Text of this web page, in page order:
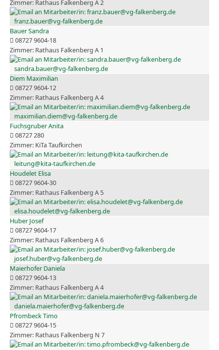
Rathaus Falkenberg A 2
franz.bauer@vg-falkenberg.de
Bauer Sandra
08727 9604-18
Rathaus Falkenberg A 1
sandra.bauer@vg-falkenberg.de
Diem Maximilian
08727 9604-12
Rathaus Falkenberg A 4
maximilian.diem@vg-falkenberg.de
Fuchsgruber Anita
08727 280
KiTa Taufkirchen
leitung@kita-taufkirchen.de
Houdelet Elisa
08727 9604-30
Rathaus Falkenberg A 5
elisa.houdelet@vg-falkenberg.de
Huber Josef
08727 9604-17
Rathaus Falkenberg A 6
josef.huber@vg-falkenberg.de
Maierhofer Daniela
08727 9604-13
Rathaus Falkenberg A 4
daniela.maierhofer@vg-falkenberg.de
Pfrombeck Timo
08727 9604-15
Rathaus Falkenberg N 7